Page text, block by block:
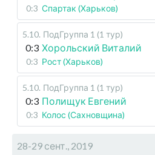
0:3 Спартак (Харьков)
5.10. ПодГруппа 1 (1 тур)
0:3 Хорольский Виталий
0:3 Рост (Харьков)
5.10. ПодГруппа 1 (1 тур)
0:3 Полищук Евгений
0:3 Колос (Сахновщина)
28-29 сент., 2019